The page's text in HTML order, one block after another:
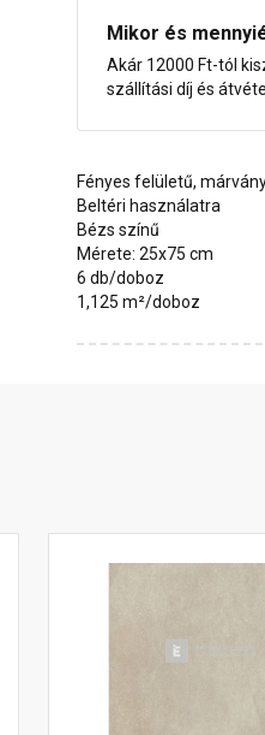
Mikor és
Akár 12000 Ft-tól
szállítási díj és
Fényes felületű,
Beltéri használatra
Bézs színű
Mérete: 25x75 cm
6 db/doboz
1,125 m²/doboz